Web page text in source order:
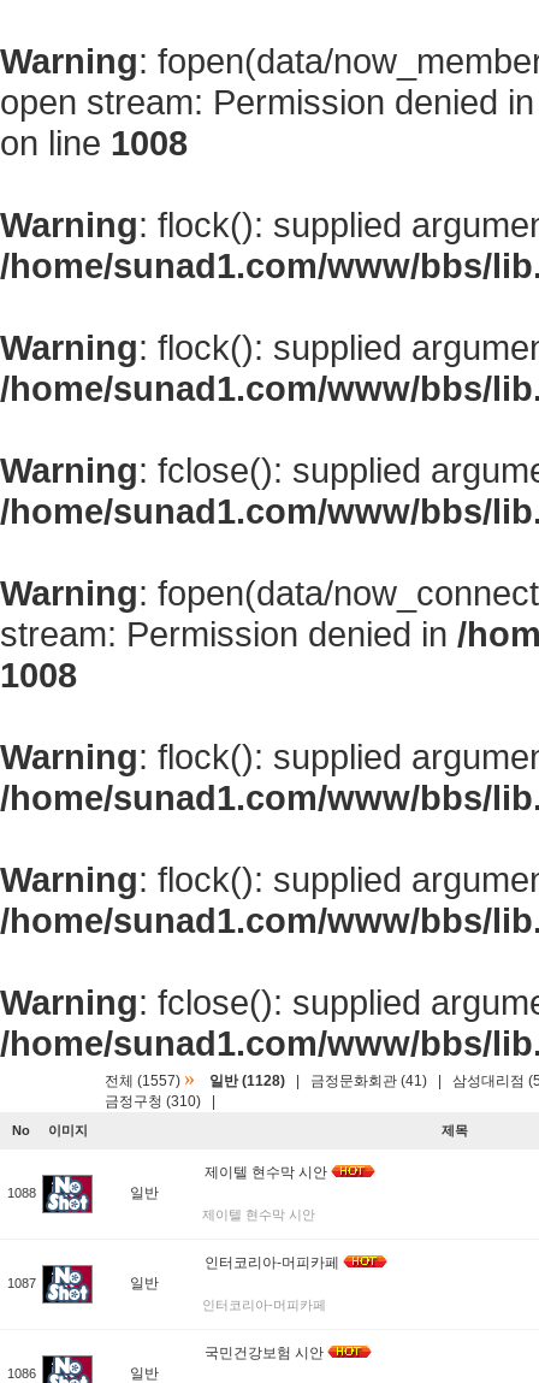
Warning: fopen(data/
open stream: Permission denied
on line 1008
Warning: flock(): supplied
/home/sunad1.com/www/bbs/
Warning: flock(): supplied
/home/sunad1.com/www/bbs/
Warning: fclose(): supplied
/home/sunad1.com/www/bbs/
Warning: fopen(data/
stream: Permission denied in /
1008
Warning: flock(): supplied
/home/sunad1.com/www/bbs/
Warning: flock(): supplied
/home/sunad1.com/www/bbs/
Warning: fclose(): supplied
/home/sunad1.com/www/bbs/
전체 (1557) » 일반 (1128) 금정문화회관 (41)
삼성대리점
금정구청 (310)
No 이미지 제목
1088 일반
제이텔 현수막 시안
제이텔 현수막 시안
1087 일반
인터코리아-머피카페
인터코리아-머피카페
1086 일반
국민건강보험 시안